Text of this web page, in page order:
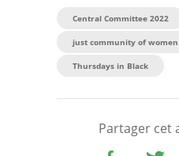
Central Committee 2022
just community of
Thursdays in Black
Partager cet